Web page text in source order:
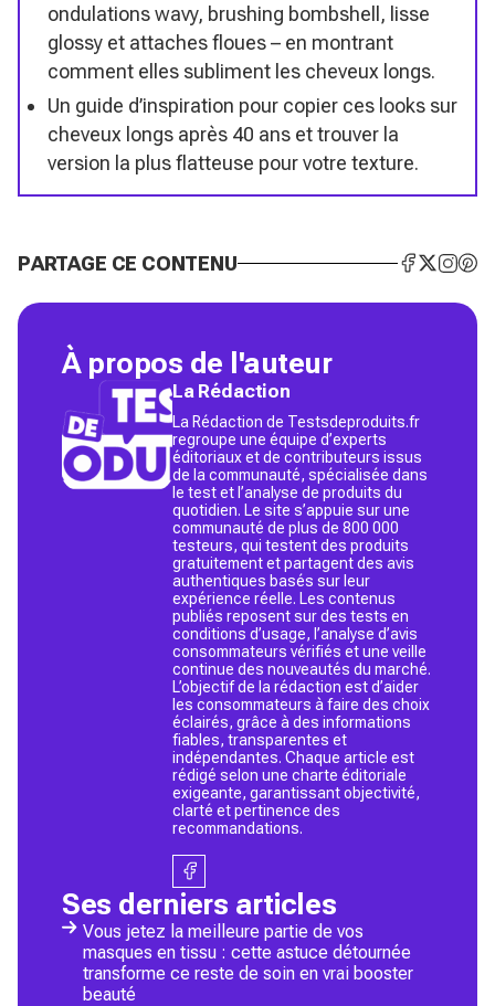
ondulations wavy, brushing bombshell, lisse
glossy et attaches floues – en montrant
comment elles subliment les cheveux longs.
Un guide d’inspiration pour copier ces looks sur
cheveux longs après 40 ans et trouver la
version la plus flatteuse pour votre texture.
PARTAGE CE CONTENU
À propos de l'auteur
La Rédaction
La Rédaction de Testsdeproduits.fr
regroupe une équipe d’experts
éditoriaux et de contributeurs issus
de la communauté, spécialisée dans
le test et l’analyse de produits du
quotidien. Le site s’appuie sur une
communauté de plus de 800 000
testeurs, qui testent des produits
gratuitement et partagent des avis
authentiques basés sur leur
expérience réelle. Les contenus
publiés reposent sur des tests en
conditions d’usage, l’analyse d’avis
consommateurs vérifiés et une veille
continue des nouveautés du marché.
L’objectif de la rédaction est d’aider
les consommateurs à faire des choix
éclairés, grâce à des informations
fiables, transparentes et
indépendantes. Chaque article est
rédigé selon une charte éditoriale
exigeante, garantissant objectivité,
clarté et pertinence des
recommandations.
Ses derniers articles
Vous jetez la meilleure partie de vos
masques en tissu : cette astuce détournée
transforme ce reste de soin en vrai booster
beauté